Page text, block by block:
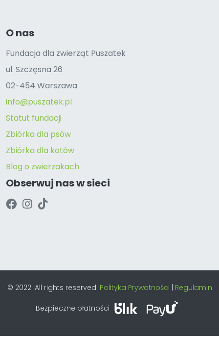
O nas
Fundacja dla zwierząt Puszatek
ul. Szczęsna 26
02-454 Warszawa
info@puszatek.pl
Statut fundacji
Zbiórka dla psów
Zbiórka dla kotów
Blog o zwierzakach
Obserwuj nas w sieci
© 2022. All rights reserved. Polityka Prywatności | Regulamin
Bezpieczne płatności